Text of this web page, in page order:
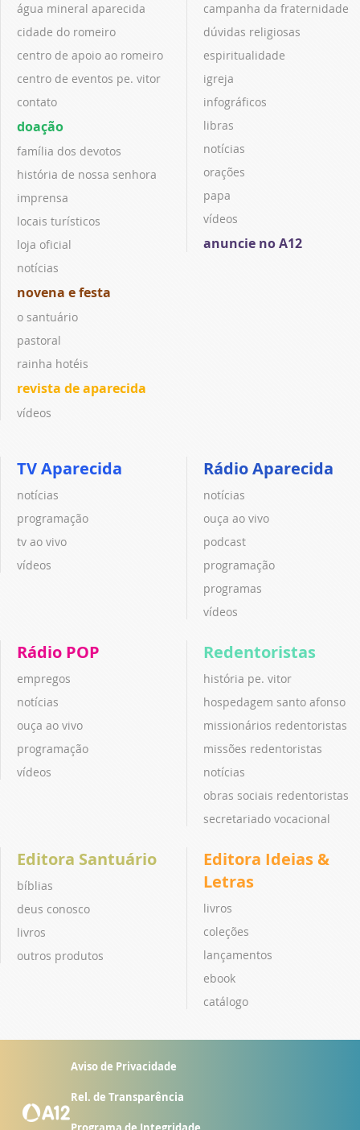
água mineral aparecida
cidade do romeiro
centro de apoio ao romeiro
centro de eventos pe. vitor
contato
doação
família dos devotos
história de nossa senhora
imprensa
locais turísticos
loja oficial
notícias
novena e festa
o santuário
pastoral
rainha hotéis
revista de aparecida
vídeos
campanha da fraternidade
dúvidas religiosas
espiritualidade
igreja
infográficos
libras
notícias
orações
papa
vídeos
anuncie no A12
TV Aparecida
notícias
programação
tv ao vivo
vídeos
Rádio Aparecida
notícias
ouça ao vivo
podcast
programação
programas
vídeos
Rádio POP
empregos
notícias
ouça ao vivo
programação
vídeos
Redentoristas
história pe. vitor
hospedagem santo afonso
missionários redentoristas
missões redentoristas
notícias
obras sociais redentoristas
secretariado vocacional
Editora Santuário
bíblias
deus conosco
livros
outros produtos
Editora Ideias &
Letras
livros
coleções
lançamentos
ebook
catálogo
Aviso de Privacidade
Rel. de Transparência